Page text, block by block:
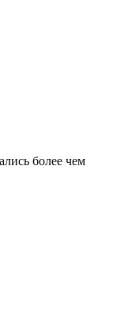
более чем